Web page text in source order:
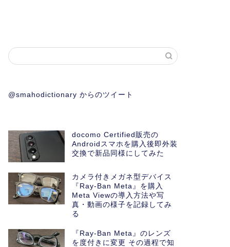
@smahodictionary からのツイート
docomo Certified販売の
Androidスマホを購入後即外装
交換で新品同様にしてみた
カメラ付きメガネ型デバイス
『Ray-Ban Meta』を購入
Meta Viewの導入方法や写
真・動画の様子を記録してみ
る
『Ray-Ban Meta』のレンズ
を度付きに変更 その過程で知